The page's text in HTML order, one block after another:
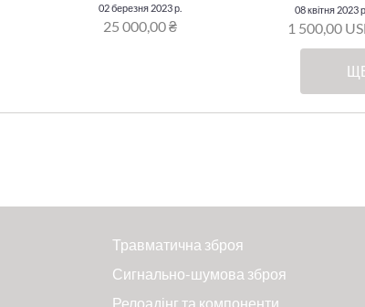
02 березня 2023 р.
25 000,00 ₴
08 квітня 2023 р.
1 500,00
Травматична зброя
Сигнально-шумова зброя
Релоадінг та компоненти